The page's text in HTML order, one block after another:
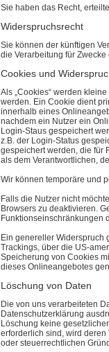
Sie haben das Recht,
Widerspruchsrecht
Sie können der künftigen
die Verarbeitung für
Cookies und
Als „Cookies“ werden
werden. Ein Cookie dient
innerhalb eines
nachdem ein Nutzer ein
Login-Staus gespeichert
z.B. der Login-Status
gespeichert werden, die für
als dem Verantwortlichen,
Wir können temporäre und
Falls die Nutzer nicht
Browsers zu deaktivieren.
Funktionseinschränkungen
Ein genereller Widerspruch
Trackings, über die US-
Speicherung von Cookies
dieses Onlineangebotes
Löschung von Daten
Die von uns verarbeiteten
Datenschutzerklärung
Löschung keine
erforderlich sind, wird deren
oder steuerrechtlichen